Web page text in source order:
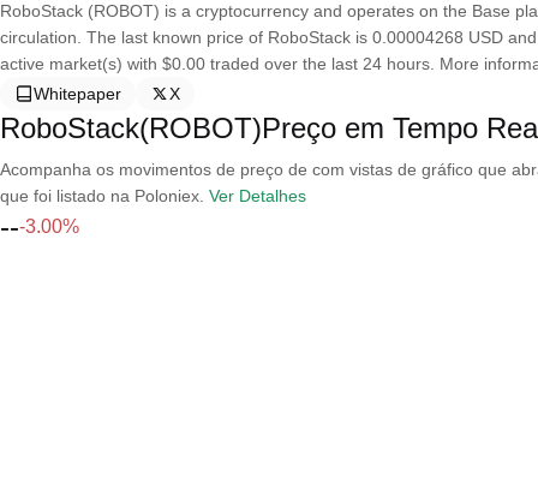
RoboStack (ROBOT) is a cryptocurrency and operates on the Base
circulation. The last known price of RoboStack is 0.00004268 USD
active market(s) with $0.00 traded over the last 24 hours. More
Whitepaper
X
RoboStack(ROBOT)Preço em Tempo
Acompanha os movimentos de preço de com vistas de gráfico que
que foi listado na Poloniex. Ver Detalhes
---3.00%